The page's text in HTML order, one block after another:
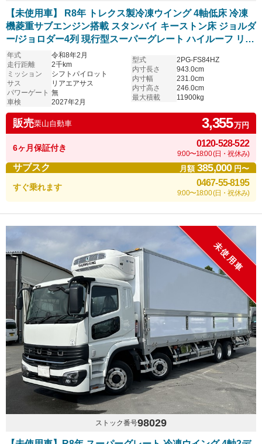
【未使用車】 R8年 トレクス製冷凍ウイング 4軸低床 冷凍
機菱重サブエンジン搭載 スタンバイ キーストン床 ジョルダ
ー/ジョロダー4列 現行型スーパーグレート ハイルーフ リア
エアサス アルミホイール シフトパイロット 6R20エンジン
車検付き
年式
令和8年2月
走行距離
2千km
ミッション
シフトパイロット
サス
リアエアサス
パワーゲート 無
車検
2027年2月
型式
2PG-FS84HZ
内寸長さ
943.0cm
内寸幅
231.0cm
内寸高さ
246.0cm
最大積載
11900kg
販売栗山自動車 3,355万円
6ヶ月保証付き 0120-528-522
9:00〜18:00 (日・祝休み)
サブスク 月額385,000円〜
すぐ乗れます 0467-55-8195
9:00〜18:00 (日・祝休み)
未使用車
ストック番号98029